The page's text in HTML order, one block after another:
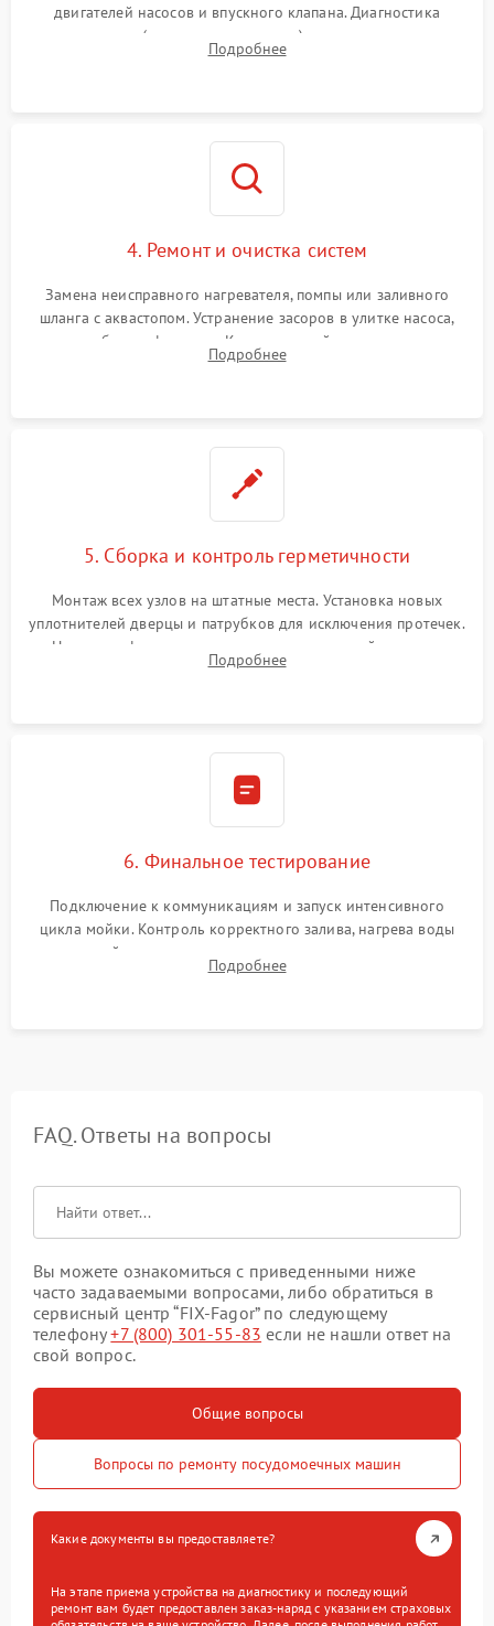
двигателей насосов и впускного клапана. Диагностика
прессостата (датчика уровня воды), датчика мутности,
концевика дверцы и электронного модуля управления.
Подробнее
4. Ремонт и очистка систем
Замена неисправного нагревателя, помпы или заливного
шланга с аквастопом. Устранение засоров в улитке насоса,
патрубках и фильтрах. Компонентный ремонт платы
управления, восстановление поврежденной проводки.
Подробнее
5. Сборка и контроль герметичности
Монтаж всех узлов на штатные места. Установка новых
уплотнителей дверцы и патрубков для исключения протечек.
Надежная фиксация хомутов гидравлической системы,
сборка корпуса и установка датчика поплавка.
Подробнее
6. Финальное тестирование
Подключение к коммуникациям и запуск интенсивного
цикла мойки. Контроль корректного залива, нагрева воды
до нужной температуры, отсутствия посторонних шумов,
штатного слива и абсолютной сухости в поддоне.
Подробнее
FAQ. Ответы на вопросы
Вы можете ознакомиться с приведенными ниже
часто задаваемыми вопросами, либо обратиться в
сервисный центр “FIX-Fagor” по следующему
телефону+7 (800) 301-55-83 если не нашли ответ на
свой вопрос.
Общие вопросы
Вопросы по ремонту посудомоечных машин
Какие документы вы предоставляете?
На этапе приема устройства на диагностику и последующий
ремонт вам будет предоставлен заказ-наряд с указанием страховых